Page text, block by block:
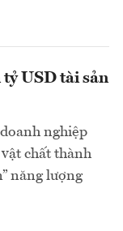
USD tài sản
nghiệp
chất thành
năng lượng